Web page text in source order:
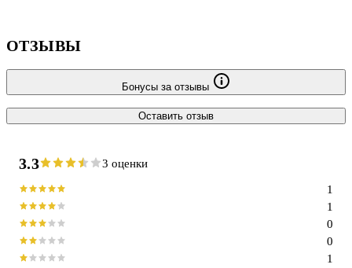
ОТЗЫВЫ
Бонусы за отзывы
Оставить отзыв
3.3 3 оценки
1
0
0
1
1